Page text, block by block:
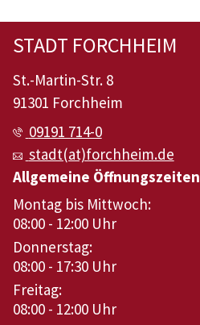
STADT FORCHHEIM
St.-Martin-Str. 8
91301 Forchheim
09191 714-0
stadt(at)forchheim.de
Allgemeine Öffnungszeiten
Montag bis Mittwoch:
08:00 - 12:00 Uhr
Donnerstag:
08:00 - 17:30 Uhr
Freitag:
08:00 - 12:00 Uhr